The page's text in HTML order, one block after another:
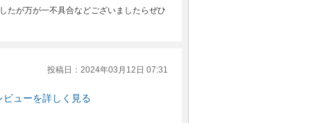
たが万が一不具合などございましたらぜひ
投稿日：2024年03月12日 07:31
ビューを詳しく見る